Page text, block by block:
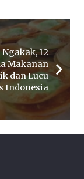
12
Makanan
dan Lucu
Indonesia